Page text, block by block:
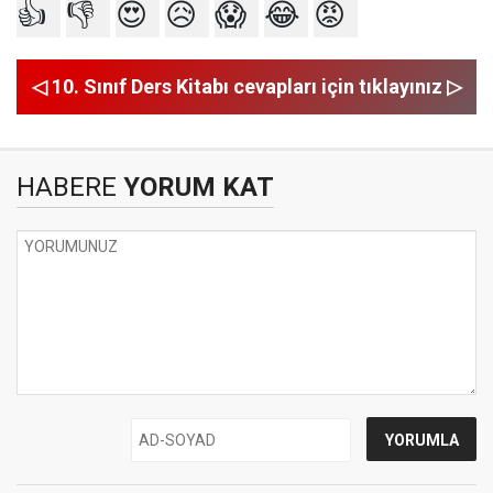
👍 👎 😍 😥 😱 😂 😡
◁ 10. Sınıf Ders Kitabı cevapları için tıklayınız ▷
HABERE YORUM KAT